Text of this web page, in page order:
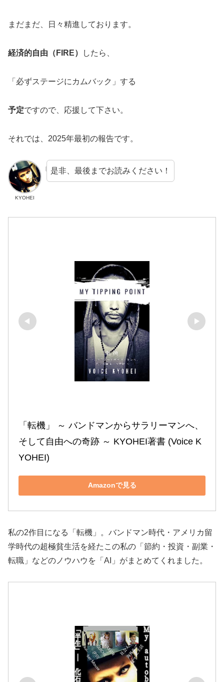
まだまだ、日々精進しております。
経済的自由（FIRE） したら、
「必ずステージにカムバック」する
予定ですので、応援して下さい。
それでは、2025年最初の報告です。
KYOHEI
是非、最後までお読みください！
「転機」 ～ バンドマンからサラリーマンへ、
そして自由への奇跡 ～ KYOHEI著書 (Voice K
YOHEI)
Amazonで見る
私の2作目になる「転機」。バンドマン時代・アメリカ留
学時代の超極貧生活を経たこの私の「節約・投資・副業・
転職」などのノウハウを「AI」がまとめてくれました。